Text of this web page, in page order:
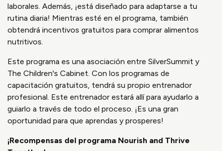
laborales. Además, ¡está diseñado para adaptarse a tu
rutina diaria! Mientras esté en el programa, también
obtendrá incentivos gratuitos para comprar alimentos
nutritivos.
Este programa es una asociación entre SilverSummit y
The Children's Cabinet. Con los programas de
capacitación gratuitos, tendrá su propio entrenador
profesional. Este entrenador estará allí para ayudarlo a
guiarlo a través de todo el proceso. ¡Es una gran
oportunidad para que aprendas y prosperes!
¡Recompensas del programa Nourish and Thrive